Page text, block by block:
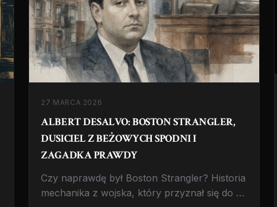
27 MARCA 2026
ALBERT DESALVO: BOSTON STRANGLER,
DUSICIEL Z BEŻOWYCH SPODNI I
ZAGADKA PRAWDY
Czy naprawdę był Boston Strangler? Historia
mechanika z wojska, który przyznał się do 13